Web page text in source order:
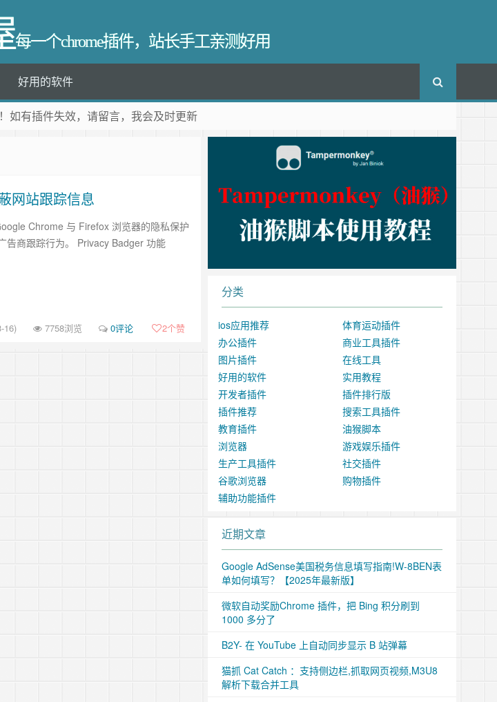
每一个chrome插件，站长手工亲测好用
好用的软件
如有插件失效，请留言，我会及时更新
网站跟踪信息
Chrome 与 Firefox 浏览器的隐私保护
告商跟踪行为。 Privacy Badger 功能
16) 7758浏览 0评论 2个赞
分类
ios应用推荐
体育运动插件
办公插件
商业工具插件
图片插件
在线工具
好用的软件
实用教程
开发者插件
插件排行版
插件推荐
搜索工具插件
教育插件
油猴脚本
浏览器
游戏娱乐插件
生产工具插件
社交插件
谷歌浏览器
购物插件
辅助功能插件
近期文章
Google AdSense美国税务信息填写指南!W-8BEN表
单如何填写？【2025年最新版】
微软自动奖励Chrome 插件，把 Bing 积分刷到
1000 多分了
B2Y- 在 YouTube 上自动同步显示 B 站弹幕
猫抓 Cat Catch ：支持侧边栏,抓取网页视频,M3U8
解析下载合并工具